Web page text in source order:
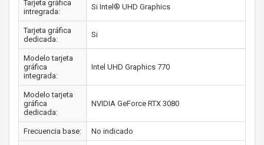
Tarjeta gráfica
intregrada:
Si Intel® UHD Graphics
Tarjeta gráfica
dedicada:
Si
Modelo tarjeta
gráfica
integrada:
Intel UHD Graphics 770
Modelo tarjeta
gráfica
dedicada:
NVIDIA GeForce RTX 3080
Frecuencia base: No indicado